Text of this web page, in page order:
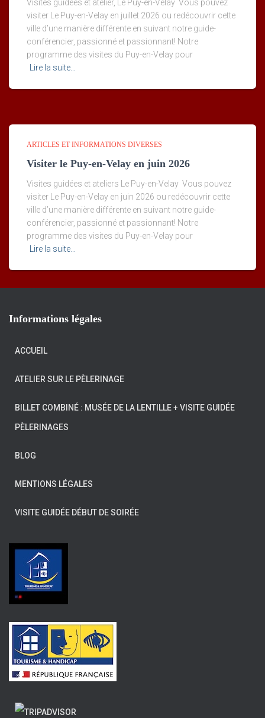
Visites guidées et atelier, Le Puy-en-Velay Vous pouvez
visiter Le Puy-en-Velay en juillet 2026 ou redécouvrir cette
ville d’une manière différente en suivant notre guide-
conférencier, passionné et passionnant! Notre
programme des visites du Puy-en-Velay pour
Lire la suite…
ARTICLES ET INFORMATIONS DIVERSES
Visiter le Puy-en-Velay en juin 2026
Visites guidées et ateliers Le Puy-en-Velay Vous pouvez
visiter Le Puy-en-Velay en juin 2026 ou redécouvrir cette
ville d’une manière différente en suivant notre guide-
conférencier, passionné et passionnant! Notre
programme des visites du Puy-en-Velay pour
Lire la suite…
Informations légales
ACCUEIL
ATELIER SUR LE PÈLERINAGE
BILLET COMBINÉ : MUSÉE DE LA LENTILLE + VISITE GUIDÉE
PÈLERINAGES
BLOG
MENTIONS LÉGALES
VISITE GUIDÉE DÉBUT DE SOIRÉE